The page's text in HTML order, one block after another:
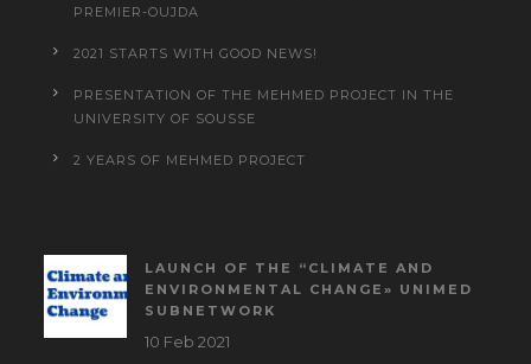
PREMIER-OUJDA
2021 STARTS WITH GOOD NEWS!
PRESENTATION OF THE MEHMED PROJECT IN THE
UNIVERSITY OF SOUSSE
2 YEARS OF MEHMED PROJECT
LAUNCH OF THE “CLIMATE AND
ENVIRONMENTAL CHANGE» UNIMED
SUBNETWORK
10 Feb 2021